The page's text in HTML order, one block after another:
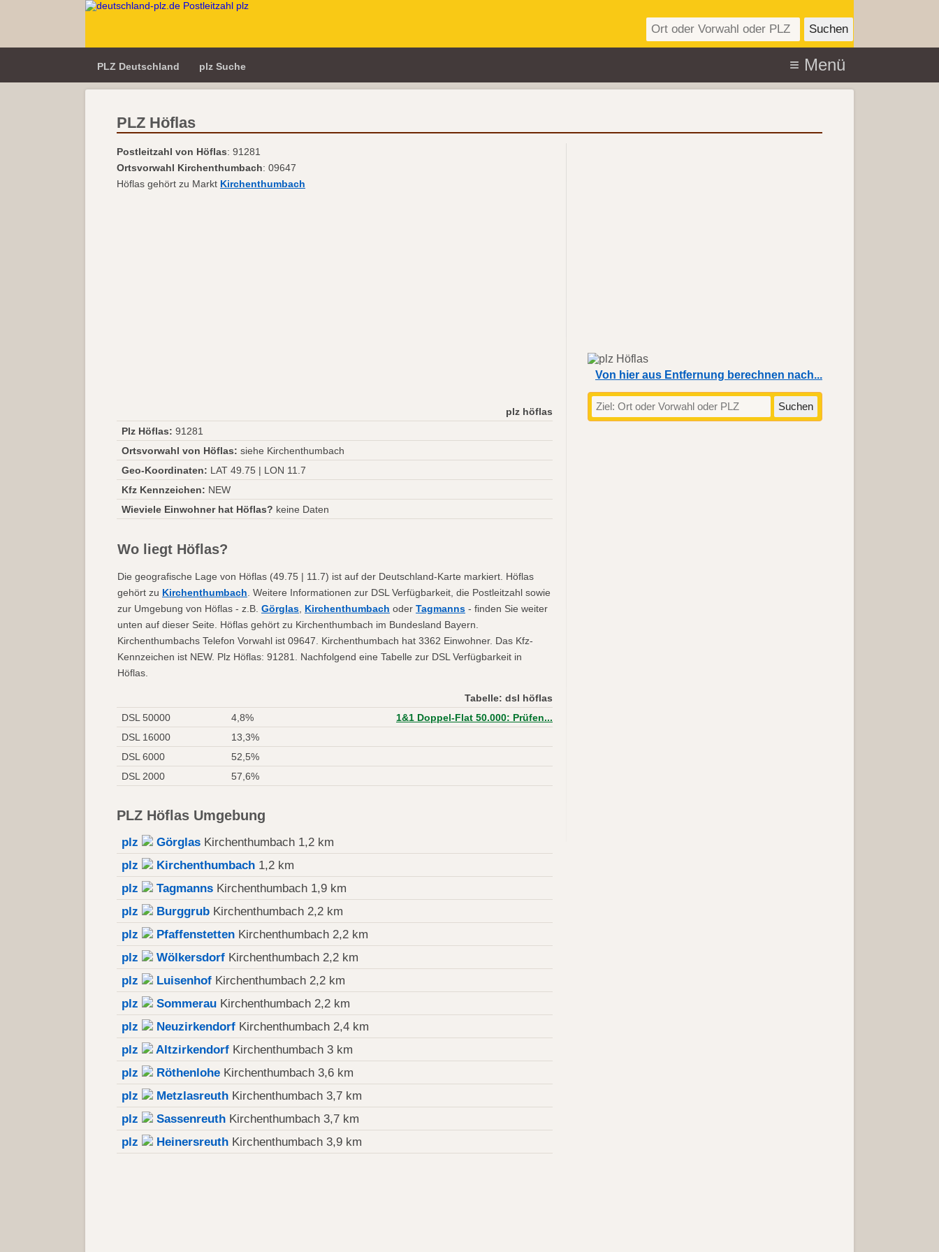
PLZ Deutschland plz Suche
PLZ Höflas
Postleitzahl von Höflas: 91281
Ortsvorwahl Kirchenthumbach: 09647
Höflas gehört zu Markt Kirchenthumbach
plz höflas
Plz Höflas: 91281
Ortsvorwahl von Höflas: siehe Kirchenthumbach
Geo-Koordinaten: LAT 49.75 | LON 11.7
Kfz Kennzeichen: NEW
Wieviele Einwohner hat Höflas? keine Daten
Wo liegt Höflas?
Die geografische Lage von Höflas (49.75 | 11.7) ist auf der Deutschland-Karte markiert. Höflas
gehört zu Kirchenthumbach . Weitere Informationen zur DSL Verfügbarkeit, die Postleitzahl sowie
zur Umgebung von Höflas - z.B. Görglas Kirchenthumbach oder Tagmanns - finden Sie weiter
unten auf dieser Seite. Höflas gehört zu Kirchenthumbach im Bundesland Bayern.
Kirchenthumbachs Telefon Vorwahl ist 09647. Kirchenthumbach hat 3362 Einwohner. Das Kfz-
Kennzeichen ist NEW. Plz Höflas: 91281. Nachfolgend eine Tabelle zur DSL Verfügbarkeit in
Höflas.
Tabelle: dsl höflas
DSL 50000
4,8%
1&1 Doppel-Flat 50.000: Prüfen...
DSL 16000
13,3%
DSL 6000
52,5%
DSL 2000
57,6%
PLZ Höflas Umgebung
plz Görglas Kirchenthumbach 1,2 km
plz
Kirchenthumbach 1,2 km
plz
Tagmanns Kirchenthumbach 1,9 km
plz
Burggrub Kirchenthumbach 2,2 km
plz
Pfaffenstetten Kirchenthumbach 2,2 km
plz
Wölkersdorf Kirchenthumbach 2,2 km
plz
Luisenhof Kirchenthumbach 2,2 km
plz
Sommerau Kirchenthumbach 2,2 km
plz
Neuzirkendorf Kirchenthumbach 2,4 km
plz
Altzirkendorf Kirchenthumbach 3 km
plz
Röthenlohe Kirchenthumbach 3,6 km
plz
Metzlasreuth Kirchenthumbach 3,7 km
plz
Sassenreuth Kirchenthumbach 3,7 km
plz
Heinersreuth Kirchenthumbach 3,9 km
Von hier aus Entfernung berechnen nach...